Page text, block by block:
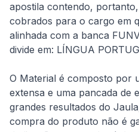
apostila contendo,
cobrados para o cargo em
alinhada com a banca
divide em: LÍNGUA
O Material é composto por
extensa e uma pancada de
grandes resultados do
compra do produto não é